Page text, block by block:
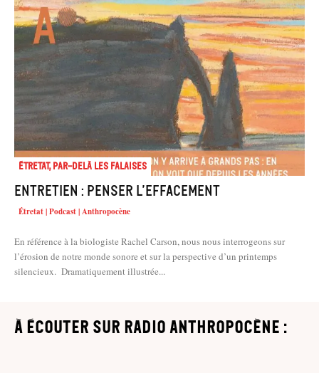
Étretat, par-delà les falaises
Entretien : Penser l’effacement
Étretat | Podcast | Anthropocène
En référence à la biologiste Rachel Carson, nous nous interrogeons sur
l’érosion de notre monde sonore et sur la perspective d’un printemps
silencieux. Dramatiquement illustrée...
à écouter sur Radio Anthropocène :